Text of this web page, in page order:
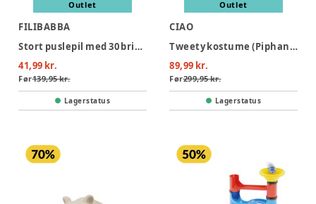
Outlet
FILIBABBA
Stort puslepil med 30 brikker - Bondegården
41,99 kr.
Før139,95 kr.
Lagerstatus
Outlet
CIAO
Tweety kostume (Piphans) - GUL
89,99 kr.
Før299,95 kr.
Lagerstatus